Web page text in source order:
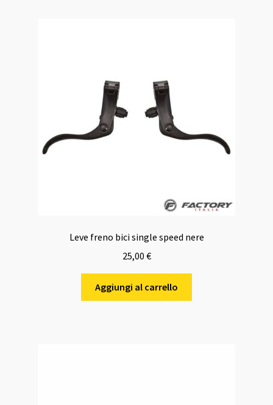
Leve freno bici single speed nere
25,00 €
Aggiungi al carrello